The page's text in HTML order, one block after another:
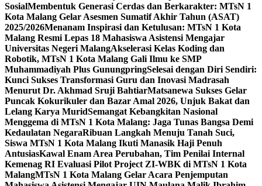
SosialMembentuk Generasi Cerdas dan Berkarakter: MTsN 1
Kota Malang Gelar Asesmen Sumatif Akhir Tahun (ASAT)
2025/2026Menanam Inspirasi dan Ketulusan: MTsN 1 Kota
Malang Resmi Lepas 18 Mahasiswa Asistensi Mengajar
Universitas Negeri MalangAkselerasi Kelas Koding dan
Robotik, MTsN 1 Kota Malang Gali Ilmu ke SMP
Muhammadiyah Plus GunungpringSelesai dengan Diri Sendiri:
Kunci Sukses Transformasi Guru dan Inovasi Madrasah
Menurut Dr. Akhmad Sruji BahtiarMatsanewa Sukses Gelar
Puncak Kokurikuler dan Bazar Amal 2026, Unjuk Bakat dan
Lelang Karya MuridSemangat Kebangkitan Nasional
Menggema di MTsN 1 Kota Malang: Jaga Tunas Bangsa Demi
Kedaulatan NegaraRibuan Langkah Menuju Tanah Suci,
Siswa MTsN 1 Kota Malang Ikuti Manasik Haji Penuh
AntusiasKawal Enam Area Perubahan, Tim Penilai Internal
Kemenag RI Evaluasi Pilot Project ZI-WBK di MTsN 1 Kota
MalangMTsN 1 Kota Malang Gelar Acara Penjemputan